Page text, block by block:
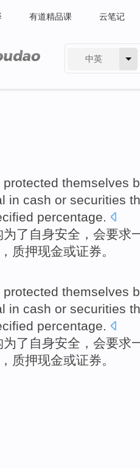
有道精品课 云笔记
中英
protected themselves
in cash or securities
percentage.
了 自身安全， 会要求
质押现金或证券。
protected themselves
in cash or securities
percentage.
了 自身安全， 会要求
质押现金或证券。